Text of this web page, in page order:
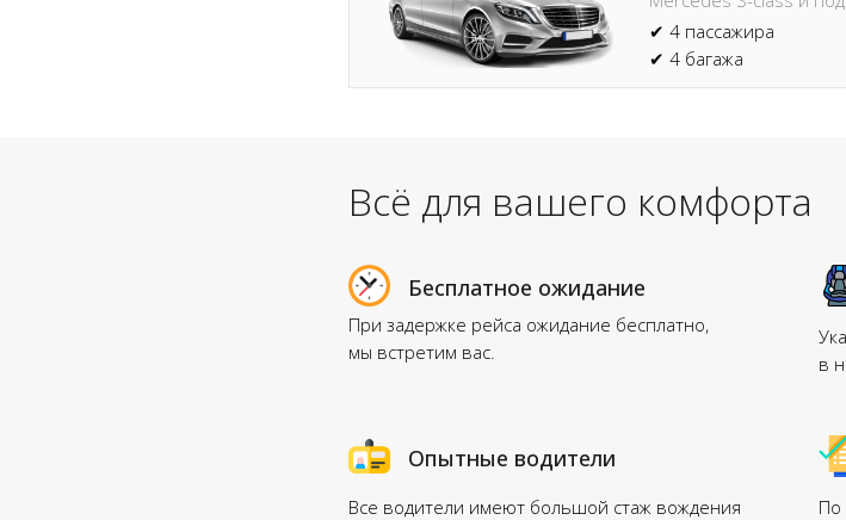
✔ 4 пассажира
✔ 4 багажа
При задержке рейса ожидание бесплатно,
мы встретим вас.
в
Бесплатное ожидание
Все водители имеют большой стаж вождения
По
Опытные водители
Всё для вашего комфорта